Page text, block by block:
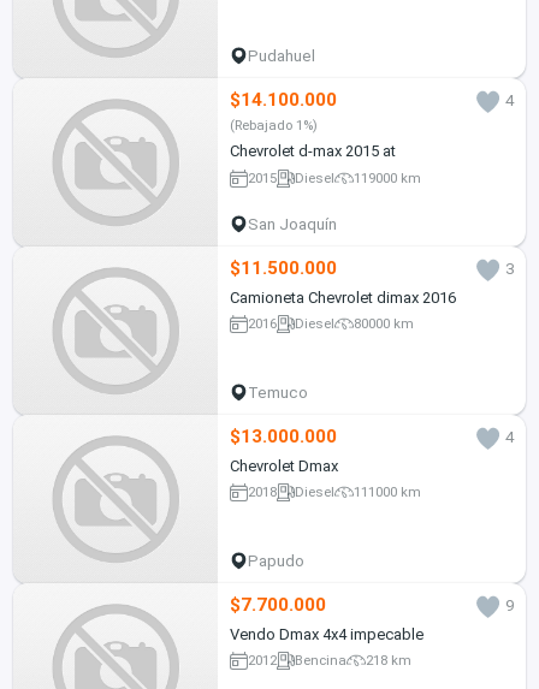
Pudahuel
$14.100.000 4
(Rebajado 1%)
Chevrolet d-max 2015 at
2015 Diesel 119000 km
San Joaquín
$11.500.000
3
Camioneta Chevrolet dimax 2016
2016 Diesel 80000 km
Temuco
$13.000.000
4
Chevrolet Dmax
2018 Diesel 111000 km
Papudo
$7.700.000
9
Vendo Dmax 4x4 impecable
2012 Bencina 218 km